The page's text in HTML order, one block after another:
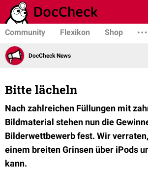
Community Flexikon Shop
DocCheck News
Bitte lächeln
Nach zahlreichen Füllungen mit
Bildmaterial stehen nun die
Bilderwettbewerb fest. Wir
einem breiten Grinsen über iPods
kann.